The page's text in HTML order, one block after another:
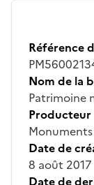
Référence
Nom de la
Patrimoine
Producteur
Date de
8 août 2017
Date de